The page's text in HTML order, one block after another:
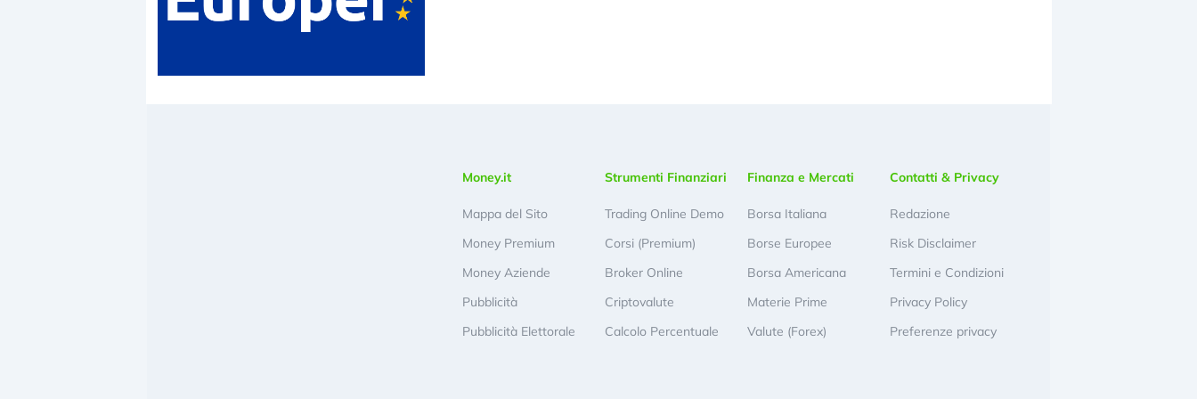
Money.it
Mappa del Sito
Money Premium
Money Aziende
Pubblicità
Pubblicità Elettorale
Strumenti Finanziari
Trading Online Demo
Corsi (Premium)
Broker Online
Criptovalute
Calcolo Percentuale
Finanza e Mercati
Borsa Italiana
Borse Europee
Borsa Americana
Materie Prime
Valute (Forex)
Contatti & Privacy
Redazione
Risk Disclaimer
Termini e Condizioni
Privacy Policy
Preferenze privacy